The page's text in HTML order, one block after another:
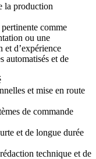
la production
comme
ou une
et d’expérience
automatisés et de
et mise en route
de commande
et de longue durée
technique et de